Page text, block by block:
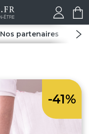
Nos partenaires Spas
-41%